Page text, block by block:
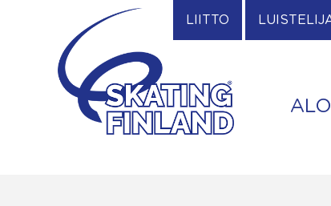
LIITTO